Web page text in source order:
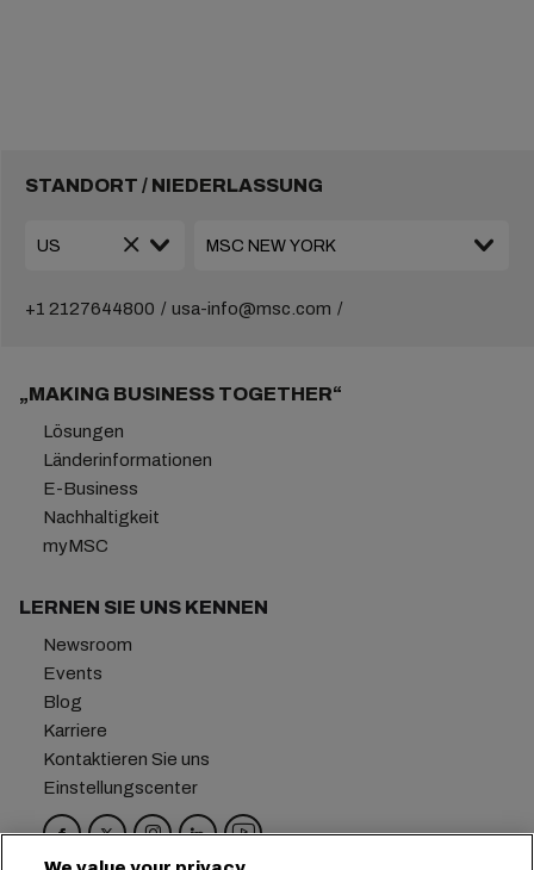
STANDORT / NIEDERLASSUNG
+1 2127644800 usa-info@msc.com
„MAKING BUSINESS TOGETHER“
Lösungen
Länderinformationen
E-Business
Nachhaltigkeit
myMSC
LERNEN SIE UNS KENNEN
Newsroom
Events
Blog
Karriere
Kontaktieren Sie uns
Einstellungscenter